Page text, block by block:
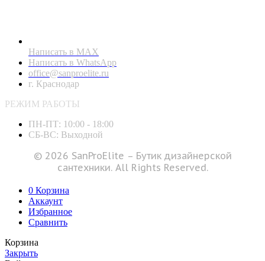
Написать в MAX
Написать в WhatsApp
office@sanproelite.ru
г. Краснодар
РЕЖИМ РАБОТЫ
ПН-ПТ: 10:00 - 18:00
СБ-ВС: Выходной
© 2026 SanProElite – Бутик дизайнерской
сантехники. All Rights Reserved.
0 Корзина
Аккаунт
Избранное
Сравнить
Корзина
Закрыть